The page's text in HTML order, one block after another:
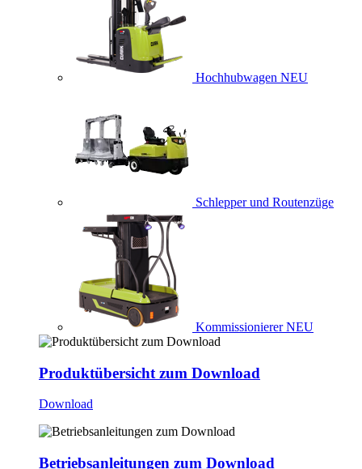
Hochhubwagen NEU
Schlepper und Routenzüge
Kommissionierer NEU
Produktübersicht zum Download
Download
Betriebsanleitungen zum Download